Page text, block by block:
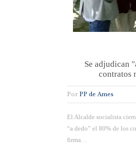
Se adjudican
contratos
Por PP de Ames
El Alcalde socialista
“a dedo” el 80% de los
firma…